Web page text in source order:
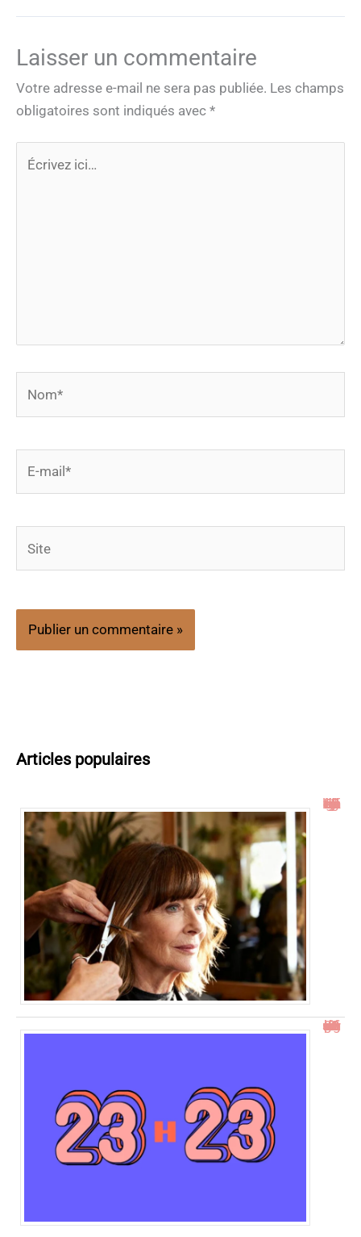
Laisser un commentaire
Votre adresse e-mail ne sera pas publiée. Les champs
obligatoires sont indiqués avec *
Articles populaires
Idées de coupe cheveux mi long dégradé effilé avec frange à 60 ans
23h23 signification : découvrez son impact et ses messages